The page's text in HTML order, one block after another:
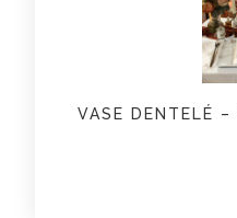
VASE DENTELÉ –